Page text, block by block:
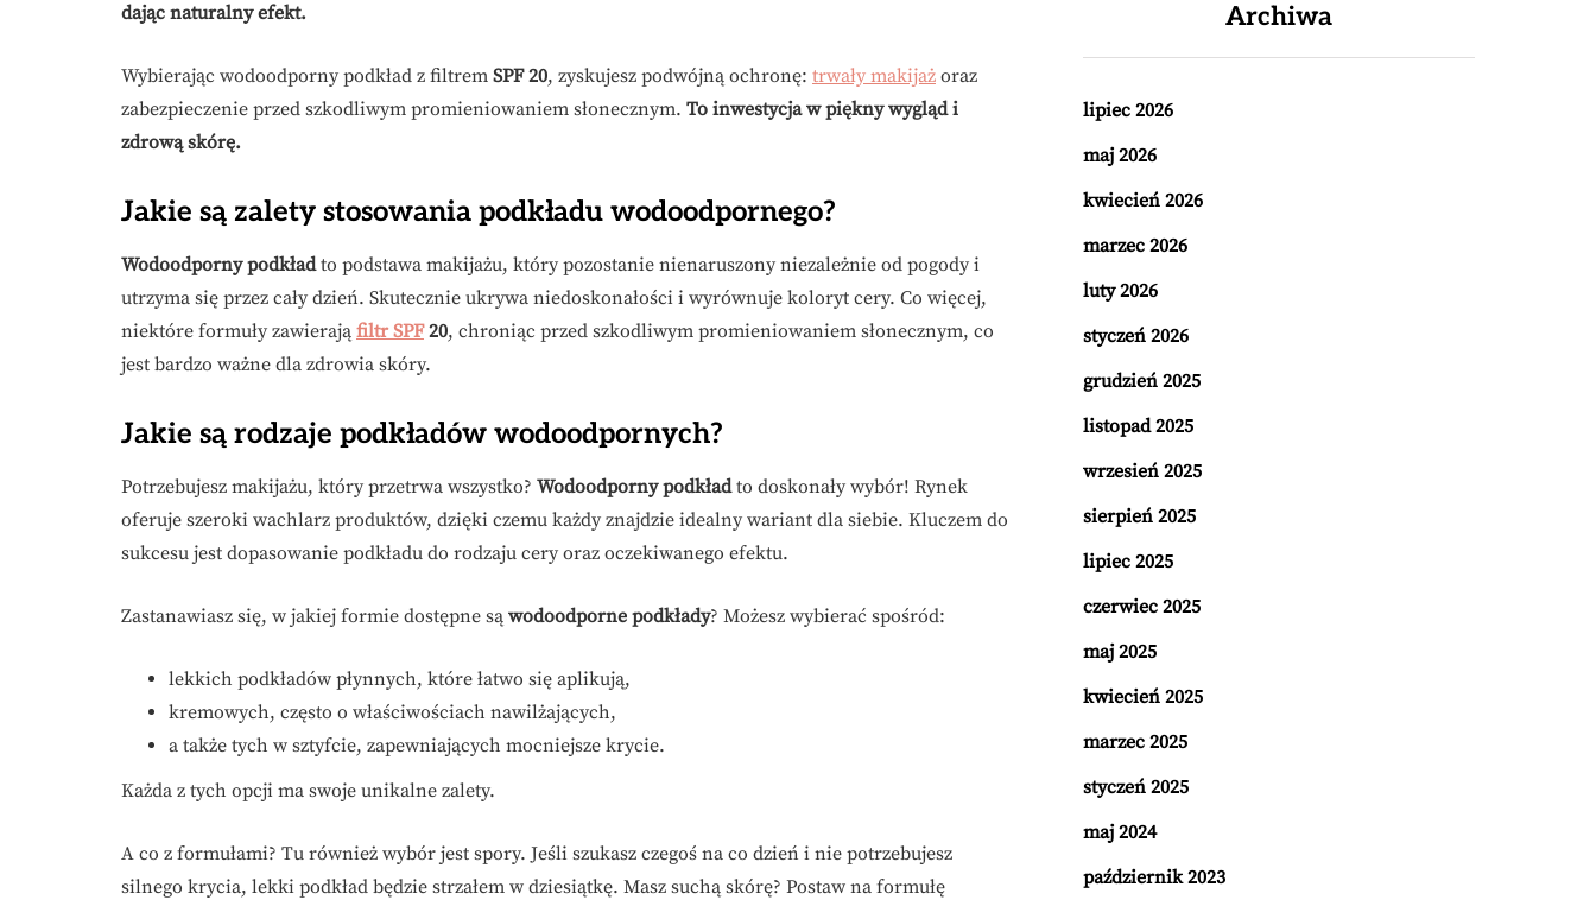
dając naturalny efekt.
Wybierając wodoodporny podkład z filtrem SPF 20, zyskujesz podwójną ochronę: trwały makijaż oraz
zabezpieczenie przed szkodliwym promieniowaniem słonecznym. To inwestycja w piękny wygląd i
zdrową skórę.
Jakie są zalety stosowania podkładu wodoodpornego?
Wodoodporny podkładto podstawa makijażu, który pozostanie nienaruszony niezależnie od pogody i
utrzyma się przez cały dzień. Skutecznie ukrywa niedoskonałości i wyrównuje koloryt cery. Co więcej,
niektóre formuły zawierają filtr SPF20, chroniąc przed szkodliwym promieniowaniem słonecznym, co
jest bardzo ważne dla zdrowia skóry.
Jakie są rodzaje podkładów wodoodpornych?
Potrzebujesz makijażu, który przetrwa wszystko? Wodoodporny podkładto doskonały wybór! Rynek
oferuje szeroki wachlarz produktów, dzięki czemu każdy znajdzie idealny wariant dla siebie. Kluczem do
sukcesu jest dopasowanie podkładu do rodzaju cery oraz oczekiwanego efektu.
Zastanawiasz się, w jakiej formie dostępne są wodoodporne podkłady? Możesz wybierać spośród:
lekkich podkładów płynnych, które łatwo się aplikują,
kremowych, często o właściwościach nawilżających,
a także tych w sztyfcie, zapewniających mocniejsze krycie.
Każda z tych opcji ma swoje unikalne zalety.
A co z formułami? Tu również wybór jest spory. Jeśli szukasz czegoś na co dzień i nie potrzebujesz
silnego krycia, lekki podkład będzie strzałem w dziesiątkę. Masz suchą skórę? Postaw na formułę
Archiwa
lipiec 2026
maj 2026
kwiecień 2026
marzec 2026
luty 2026
styczeń 2026
grudzień 2025
listopad 2025
wrzesień 2025
sierpień 2025
lipiec 2025
czerwiec 2025
maj 2025
kwiecień 2025
marzec 2025
styczeń 2025
maj 2024
październik 2023